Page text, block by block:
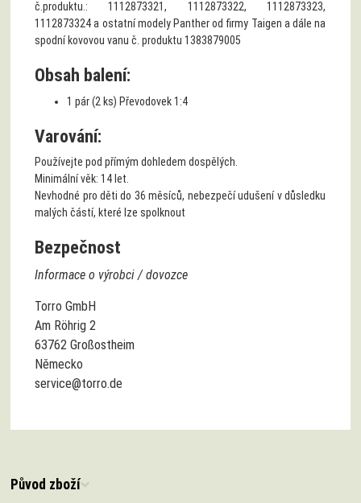
č.produktu.: 1112873321, 1112873322, 1112873323,
1112873324 a ostatní modely Panther od firmy Taigen a dále na
spodní kovovou vanu č. produktu 1383879005
Obsah balení:
1 pár (2 ks) Převodovek 1:4
Varování:
Používejte pod přímým dohledem dospělých.
Minimální věk: 14 let.
Nevhodné pro děti do 36 měsíců, nebezpečí udušení v důsledku
malých částí, které lze spolknout
Bezpečnost
Informace o výrobci / dovozce
Torro GmbH
Am Röhrig 2
63762 Großostheim
Německo
service@torro.de
Původ zboží